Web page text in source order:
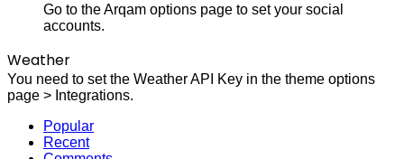
Go to the Arqam options page to set your social
accounts.
Weather
You need to set the Weather API Key in the theme options
page > Integrations.
Popular
Recent